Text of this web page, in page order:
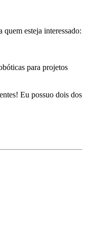
esteja interessado:
para projetos
Eu possuo dois dos